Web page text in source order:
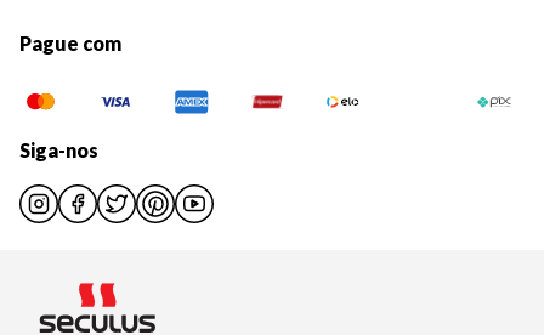
Pague com
Siga-nos